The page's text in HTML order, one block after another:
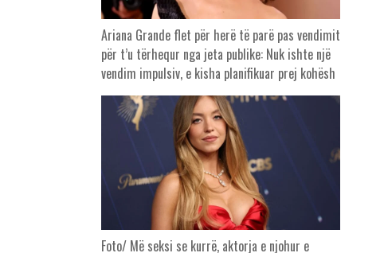
Ariana Grande flet për herë të parë pas vendimit
për t’u tërhequr nga jeta publike: Nuk ishte një
vendim impulsiv, e kisha planifikuar prej kohësh
Foto/ Më seksi se kurrë, aktorja e njohur e